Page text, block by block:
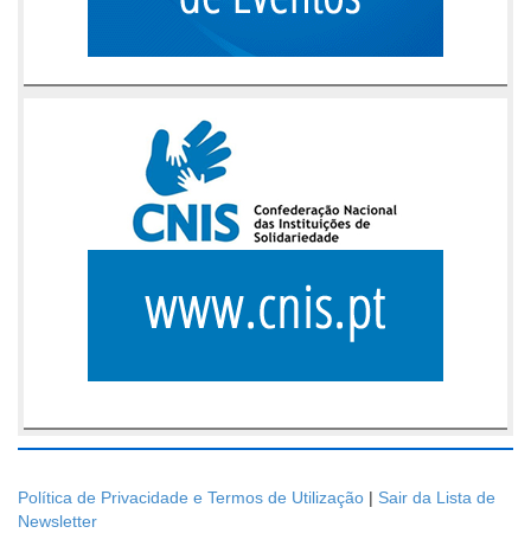
Política de Privacidade e Termos de Utilização | Sair da Lista de
Newsletter